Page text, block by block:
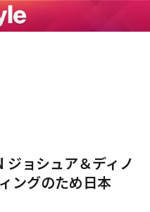
ジョシュア＆ディノ
ングのため日本